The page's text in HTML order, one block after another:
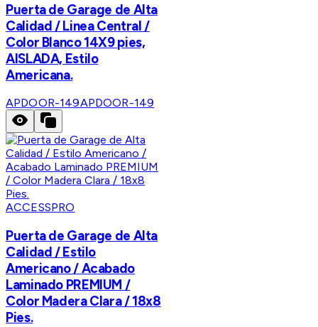
Puerta de Garage de Alta
Calidad / Linea Central /
Color Blanco 14X9 pies,
AISLADA, Estilo
Americana.
APDOOR-149APDOOR-149
ACCESSPRO
Puerta de Garage de Alta
Calidad / Estilo
Americano / Acabado
Laminado PREMIUM /
Color Madera Clara / 18x8
Pies.